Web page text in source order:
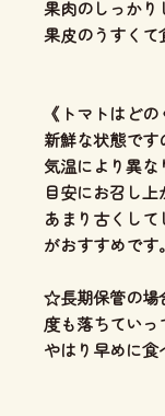
果肉のしっかり
果皮のうすくて
《トマトはど
新鮮な状態です
気温により異な
目安にお召し上
あまり古くし
がおすすめです。
☆長期保管の場
度も落ちていっ
やはり早めに